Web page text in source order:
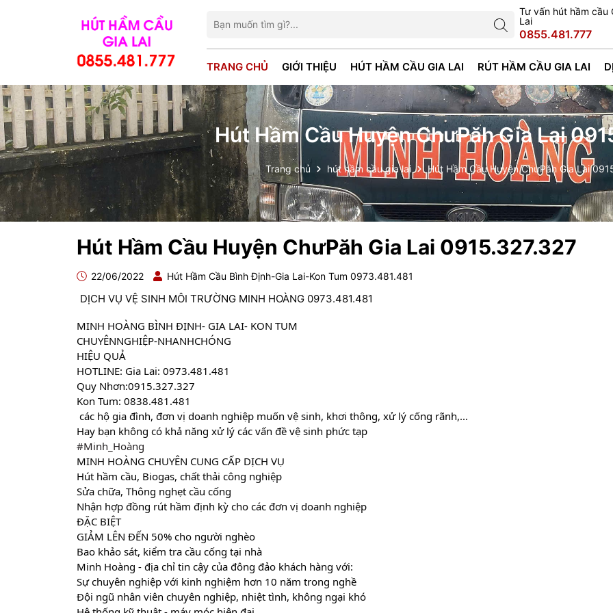
Tư vấn hút hầm cầu
Lai
0855.481.777
TRANG CHỦ GIỚI THIỆU HÚT HẦM CẦU GIA LAI RÚT HẦM CẦU GIA LAI
Hút Hầm Cầu Huyện ChưPăh Gia Lai
Trang chủ hút hầm cầu gia lai Hút Hầm Cầu Huyện ChưPăh Gia Lai
Hút Hầm Cầu Huyện ChưPăh Gia Lai 0915.327.327
22/06/2022 Hút Hầm Cầu Bình Định-Gia Lai-Kon Tum 0973.481.481
DỊCH VỤ VỆ SINH MÔI TRƯỜNG MINH HOÀNG 0973.481.481
MINH HOÀNG BÌNH ĐỊNH- GIA LAI- KON TUM
CHUYÊNNGHIỆP-NHANHCHÓNG
HIỆU QUẢ
HOTLINE: Gia Lai: 0973.481.481
Quy Nhơn:0915.327.327
Kon Tum: 0838.481.481
các hộ gia đình, đơn vị doanh nghiệp muốn vệ sinh, khơi thông, xử lý cống rãnh,...
Hay bạn không có khả năng xử lý các vấn đề vệ sinh phức tạp
#Minh_Hoàng
MINH HOÀNG CHUYÊN CUNG CẤP DỊCH VỤ
Hút hầm cầu, Biogas, chất thải công nghiệp
Sửa chữa, Thông nghẹt cầu cống
Nhận hợp đồng rút hầm định kỳ cho các đơn vị doanh nghiệp
ĐẶC BIỆT
GIẢM LÊN ĐẾN 50% cho người nghèo
Bao khảo sát, kiểm tra cầu cống tại nhà
Minh Hoàng - địa chỉ tin cậy của đông đảo khách hàng với:
Sự chuyên nghiệp với kinh nghiệm hơn 10 năm trong nghề
Đội ngũ nhân viên chuyên nghiệp, nhiệt tình, không ngại khó